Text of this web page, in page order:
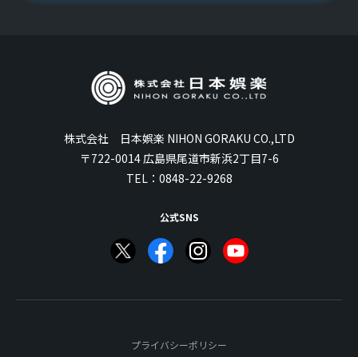
株式会社 日本娯楽 NIHON GORAKU CO.,LTD
〒722-0014 広島県尾道市新浜2丁目7-6
TEL： 0848-22-9268
公式SNS
プライバシーポリシー